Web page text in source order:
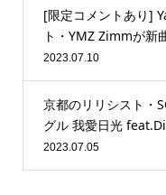
[限定コメントあり]
ト・YMZ Zimmが新
2023.07.10
京都のリリシスト・
グル 我愛日光
2023.07.05